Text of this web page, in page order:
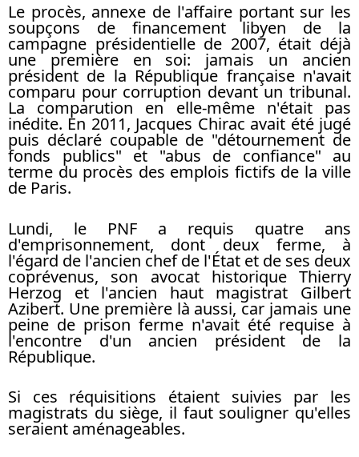
Le procès, annexe de l'affaire portant sur les
soupçons de financement libyen de la
campagne présidentielle de 2007, était déjà
une première en soi: jamais un ancien
président de la République française n'avait
comparu pour corruption devant un tribunal.
La comparution en elle-même n'était pas
inédite. En 2011, Jacques Chirac avait été jugé
puis déclaré coupable de "détournement de
fonds publics" et "abus de confiance" au
terme du procès des emplois fictifs de la ville
de Paris.
Lundi, le PNF a requis quatre ans
d'emprisonnement, dont deux ferme, à
l'égard de l'ancien chef de l'État et de ses deux
coprévenus, son avocat historique Thierry
Herzog et l'ancien haut magistrat Gilbert
Azibert. Une première là aussi, car jamais une
peine de prison ferme n'avait été requise à
l'encontre d'un ancien président de la
République.
Si ces réquisitions étaient suivies par les
magistrats du siège, il faut souligner qu'elles
seraient aménageables.